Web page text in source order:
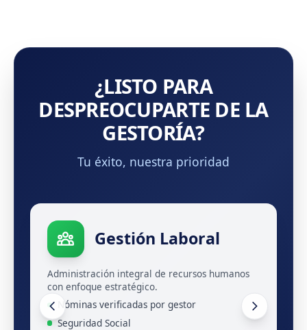
¿LISTO PARA
DESPREOCUPARTE DE LA
GESTORÍA?
Tu éxito, nuestra prioridad
Gestión Fiscal
Optimización tributaria y cumplimiento
normativo con tecnología avanzada.
Declaraciones automáticas
Planificación tributaria
Gestión Laboral
Administración integral de recursos humanos
con enfoque estratégico.
Nóminas verificadas por gestor
Seguridad Social
Portal del Cliente
Software verificado y certificado por las
administraciones públicas para máxima
seguridad.
ERP de gestión integral